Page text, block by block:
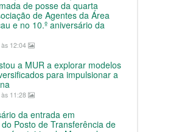
de posse da quarta
de Agentes da Área
e no 10.º aniversário da
12:04
a MUR a explorar modelos
para impulsionar a
11:28
da entrada em
Posto de Transferência de